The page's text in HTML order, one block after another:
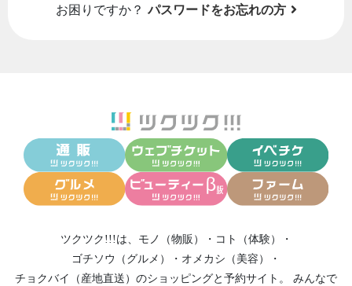
お困りですか？ パスワードをお忘れの方
ツクツク!!!は、 モノ（物販） ・ コト（体験）
・
ゴチソウ（グルメ）
・ オメカシ（美容）
・
チョクバイ（産地直送） のショッピングと予約サイト。
みんなで